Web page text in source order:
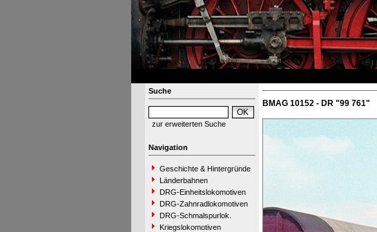
Suche
zur erweiterten Suche
Navigation
Geschichte & Hintergründe
Länderbahnen
DRG-Einheitslokomotiven
DRG-Zahnradlokomotiven
DRG-Schmalspurlok.
Kriegslokomotiven
BMAG 10152 - DR "99 761"